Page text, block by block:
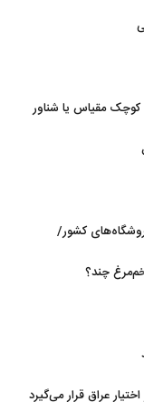
کوچک مقیاس یا شناور
کشور/
چند؟
عراق قرار می‌گیرد